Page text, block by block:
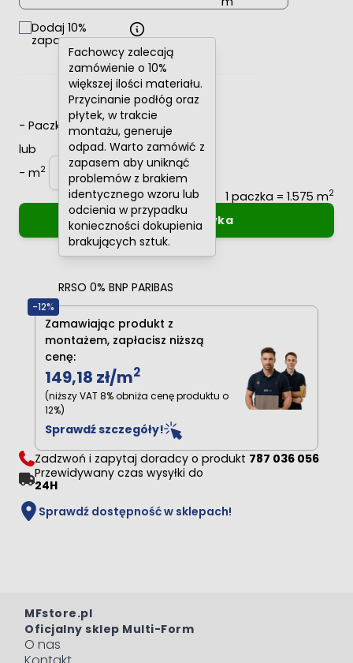
Dodaj 10%
zapasu
Fachowcy zalecają
zamówienie o 10%
większej ilości materiału.
Przycinanie podłóg oraz
płytek, w trakcie
montażu, generuje
odpad. Warto zamówić z
zapasem aby uniknąć
problemów z brakiem
identycznego wzoru lub
odcienia w przypadku
konieczności dokupienia
brakujących sztuk.
- Paczki
+
lub
- m2
+
1 paczka = 1.575 m2
Dodaj do koszyka
Oblicz raty0%
RRSO 0% BNP PARIBAS
-12%
Zamawiając produkt z
montażem, zapłacisz niższą
cenę:
149,18 zł/m2
(niższy VAT 8% obniża cenę produktu o
12%)
Sprawdź szczegóły!
Zadzwoń i zapytaj doradcy o produkt 787 036 056
Przewidywany czas wysyłki do
24H
Sprawdź dostępność w sklepach!
MFstore.pl
Oficjalny sklep Multi-Form
O nas